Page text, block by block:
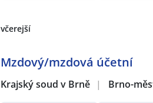
včerejší
Mzdový/mzdová účetní
Krajský soud v Brně | Brno-